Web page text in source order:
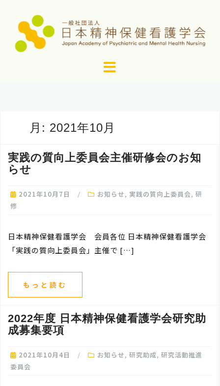
月: 2021年10月
実践の質向上委員会主催研修会のお知
らせ
2021年10月7日 お知らせ, 実践の質向上委員会, 研
修
日本精神保健看護学会 会員各位 日本精神保健看護学会
「実践の質向上委員会」主催で […]
もっと読む
2022年度 日本精神保健看護学会研究助
成募集要項
2021年10月4日 お知らせ, 研究助成, 研究活動推進
委員会